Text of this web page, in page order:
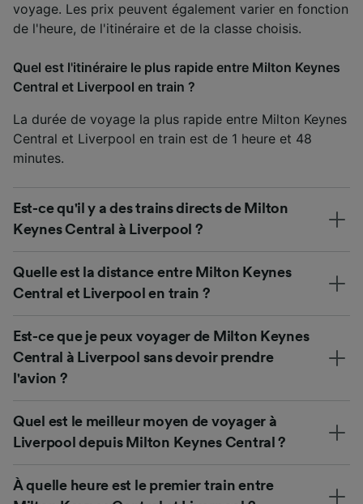
voyage. Les prix peuvent également varier en fonction
de l'heure, de l'itinéraire et de la classe choisis.
Quel est l'itinéraire le plus rapide entre Milton Keynes
Central et Liverpool en train ?
La durée de voyage la plus rapide entre Milton Keynes
Central et Liverpool en train est de 1 heure et 48
minutes.
Est-ce qu'il y a des trains directs de Milton
Keynes Central à Liverpool ?
Quelle est la distance entre Milton Keynes
Central et Liverpool en train ?
Est-ce que je peux voyager de Milton Keynes
Central à Liverpool sans devoir prendre
l'avion ?
Quel est le meilleur moyen de voyager à
Liverpool depuis Milton Keynes Central ?
À quelle heure est le premier train entre